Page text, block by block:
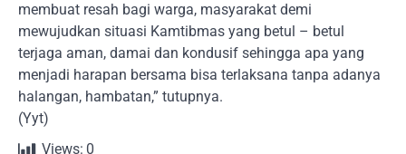
membuat resah bagi warga, masyarakat demi
mewujudkan situasi Kamtibmas yang betul – betul
terjaga aman, damai dan kondusif sehingga apa yang
menjadi harapan bersama bisa terlaksana tanpa adanya
halangan, hambatan,” tutupnya.
(Yyt)
Views: 0